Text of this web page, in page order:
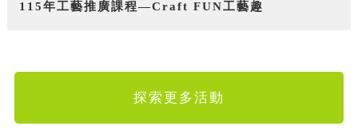
115年工藝推廣課程—Craft FUN工藝趣
探索更多活動